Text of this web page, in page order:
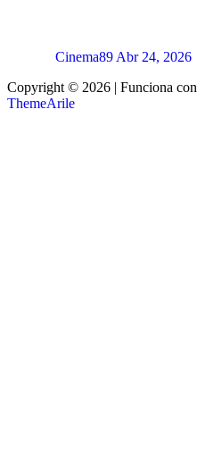
Cinema89 Abr 24, 2026
Copyright © 2026 | Funciona con
ThemeArile